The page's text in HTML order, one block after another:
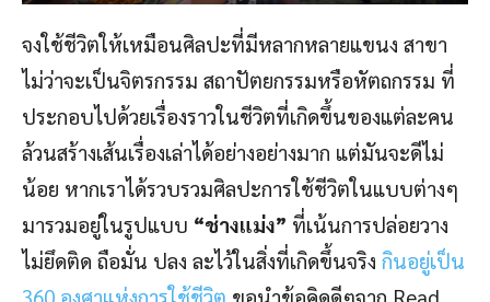
จงใช้ชีวิตให้เหมือนศิลปะที่มีหลากหลายแขนง สาขา
ไม่ว่าจะเป็นจิตรกรรม สถาปัตยกรรมหรือหัตถกรรม ที่
ประกอบไปด้วยเรื่องราวในชีวิตที่เกิดขึ้นของแต่ละคน
ล้วนสร้างเส้นเรื่องเล่าได้อย่างอย่างมาก แต่มันจะดีไม่
น้อย หากเราได้รวบรวมศิลปะการใช้ชีวิตในแบบต่างๆ
มารวมอยู่ในรูปแบบ “ช่างแม่ง” ที่เน้นการปล่อยวาง
ไม่ยึดติด ถือมั่น ปลง ละไว้ในสิ่งที่เกิดขึ้นจริง กินอยู่เป็น